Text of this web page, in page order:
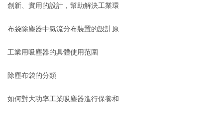
創新、實用的設計，幫助解決工業環
境中的任何吸塵問題—蘇州德博工業
吸塵器
布袋除塵器中氣流分布裝置的設計原
則
工業用吸塵器的具體使用范圍
除塵布袋的分類
如何對大功率工業吸塵器進行保養和